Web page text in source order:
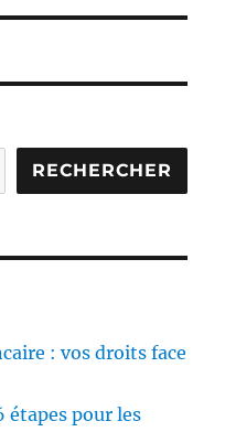
RECHERCHER
: vos droits face
étapes pour les